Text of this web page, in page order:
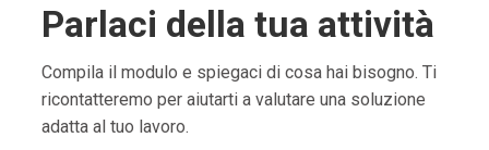
Parlaci della tua attività
Compila il modulo e spiegaci di cosa hai bisogno. Ti
ricontatteremo per aiutarti a valutare una soluzione
adatta al tuo lavoro.